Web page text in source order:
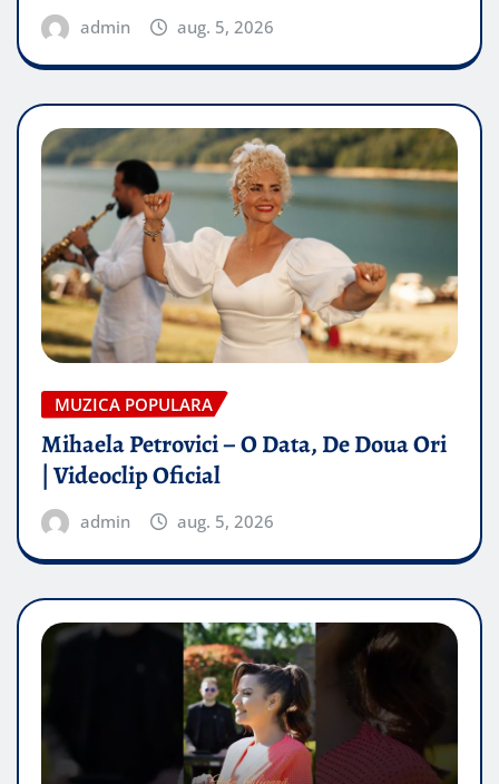
admin aug. 5, 2026
MUZICA POPULARA
Mihaela Petrovici – O Data, De Doua Ori
| Videoclip Oficial
admin aug. 5, 2026